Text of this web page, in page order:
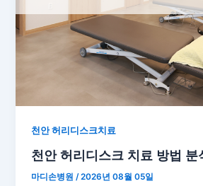
천안 허리디스크치료
천안 허리디스크 치료 방법 분
마디손병원 /2026년 08월 05일